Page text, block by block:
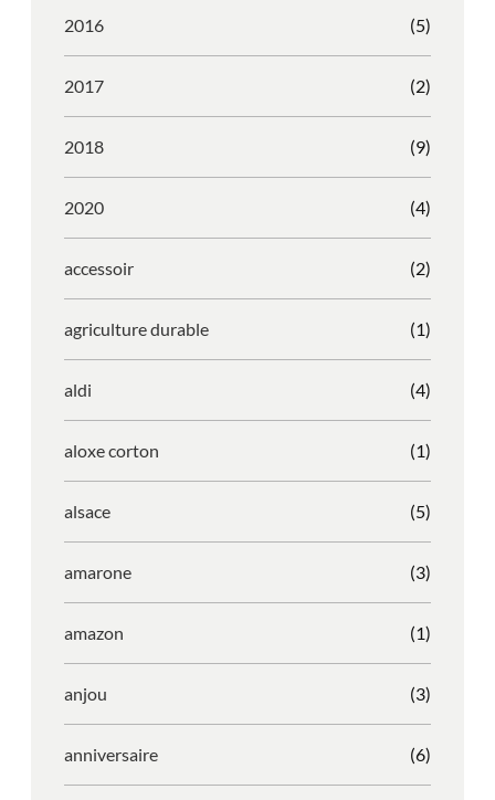
2016 (5)
2017 (2)
2018 (9)
2020 (4)
accessoir (2)
agriculture durable (1)
aldi (4)
aloxe corton (1)
alsace (5)
amarone (3)
amazon (1)
anjou (3)
anniversaire (6)